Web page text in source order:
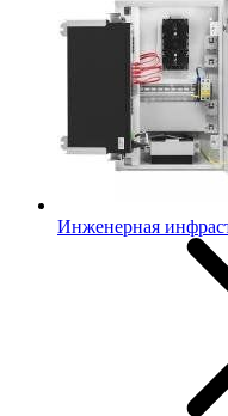
Инженерная